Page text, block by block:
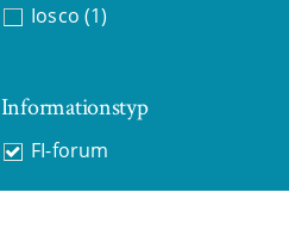
Iosco (1)
Informationstyp
FI-forum